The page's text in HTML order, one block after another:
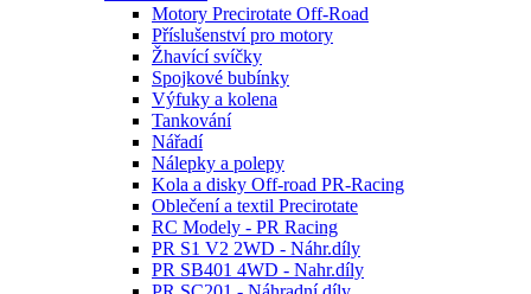
Motory Precirotate Off-Road
Příslušenství pro motory
Žhavící svíčky
Spojkové bubínky
Výfuky a kolena
Tankování
Nářadí
Nálepky a polepy
Kola a disky Off-road PR-Racing
Oblečení a textil Precirotate
RC Modely - PR Racing
PR S1 V2 2WD - Náhr.díly
PR SB401 4WD - Nahr.díly